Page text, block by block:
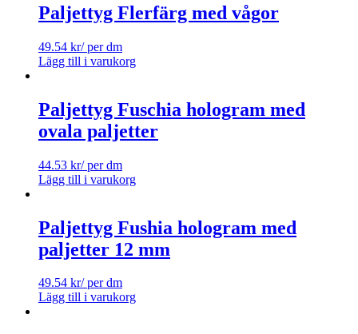
Paljettyg Flerfärg med vågor
49.54 kr/ per dm
Lägg till i varukorg
Paljettyg Fuschia hologram med
ovala paljetter
44.53 kr/ per dm
Lägg till i varukorg
Paljettyg Fushia hologram med
paljetter 12 mm
49.54 kr/ per dm
Lägg till i varukorg